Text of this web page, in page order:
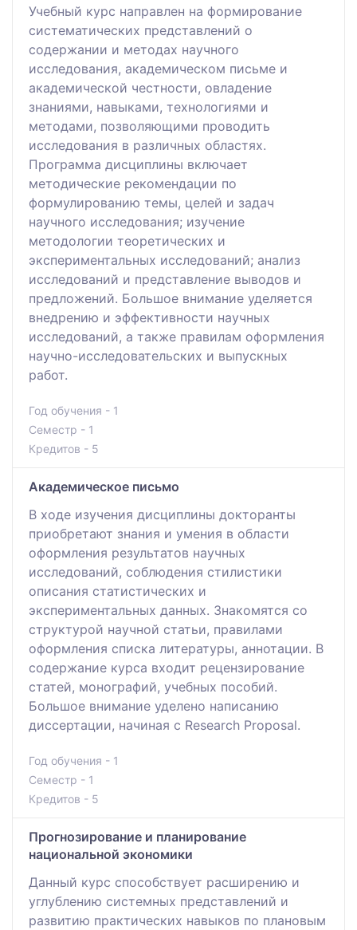
Учебный курс направлен на формирование
систематических представлений о
содержании и методах научного
исследования, академическом письме и
академической честности, овладение
знаниями, навыками, технологиями и
методами, позволяющими проводить
исследования в различных областях.
Программа дисциплины включает
методические рекомендации по
формулированию темы, целей и задач
научного исследования; изучение
методологии теоретических и
экспериментальных исследований; анализ
исследований и представление выводов и
предложений. Большое внимание уделяется
внедрению и эффективности научных
исследований, а также правилам оформления
научно-исследовательских и выпускных
работ.
Год обучения - 1
Семестр - 1
Кредитов - 5
Академическое письмо
В ходе изучения дисциплины докторанты
приобретают знания и умения в области
оформления результатов научных
исследований, соблюдения стилистики
описания статистических и
экспериментальных данных. Знакомятся со
структурой научной статьи, правилами
оформления списка литературы, аннотации. В
содержание курса входит рецензирование
статей, монографий, учебных пособий.
Большое внимание уделено написанию
диссертации, начиная с Research Proposal.
Год обучения - 1
Семестр - 1
Кредитов - 5
Прогнозирование и планирование
национальной экономики
Данный курс способствует расширению и
углублению системных представлений и
развитию практических навыков по плановым